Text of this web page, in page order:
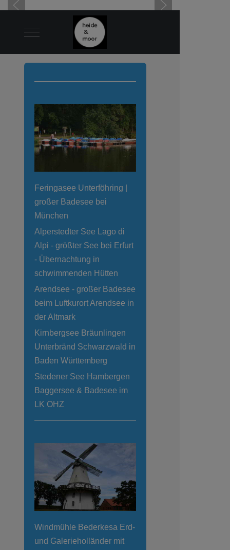
Mobile Menu Toggle
Feringasee Unterföhring |
großer Badesee bei
München
Alperstedter See Lago di
Alpi - größter See bei Erfurt
- Übernachtung in
schwimmenden Hütten
Arendsee - großer Badesee
beim Luftkurort Arendsee in
der Altmark
Kirnbergsee Bräunlingen
Unterbränd Schwarzwald in
Baden Württemberg
Stedener See Hambergen
Baggersee & Badesee im
LK OHZ
Windmühle Bederkesa Erd-
und Galerieholländer mit